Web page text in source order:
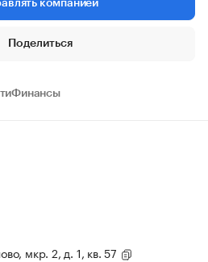
компанией
Поделиться
Финансы
мкр. 2, д. 1, кв. 57